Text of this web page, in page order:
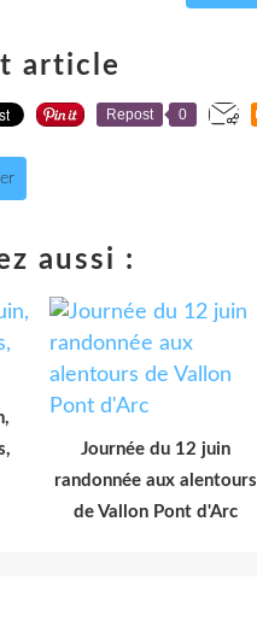
article
Repost 0
aussi :
Journée du 12 juin
randonnée aux alentours
de Vallon Pont d'Arc